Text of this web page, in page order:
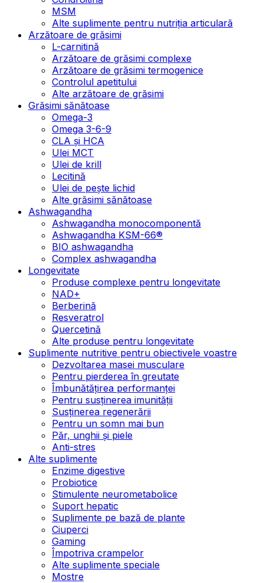
MSM
Alte suplimente pentru nutriția articulară
Arzătoare de grăsimi
L-carnitină
Arzătoare de grăsimi complexe
Arzătoare de grăsimi termogenice
Controlul apetitului
Alte arzătoare de grăsimi
Grăsimi sănătoase
Omega-3
Omega 3-6-9
CLA şi HCA
Ulei MCT
Ulei de krill
Lecitină
Ulei de pește lichid
Alte grăsimi sănătoase
Ashwagandha
Ashwagandha monocomponentă
Ashwagandha KSM-66®
BIO ashwagandha
Complex ashwagandha
Longevitate
Produse complexe pentru longevitate
NAD+
Berberină
Resveratrol
Quercetină
Alte produse pentru longevitate
Suplimente nutritive pentru obiectivele voastre
Dezvoltarea masei musculare
Pentru pierderea în greutate
Îmbunătățirea performanței
Pentru susținerea imunității
Susținerea regenerării
Pentru un somn mai bun
Păr, unghii și piele
Anti-stres
Alte suplimente
Enzime digestive
Probiotice
Stimulente neurometabolice
Suport hepatic
Suplimente pe bază de plante
Ciuperci
Gaming
Împotriva crampelor
Alte suplimente speciale
Mostre